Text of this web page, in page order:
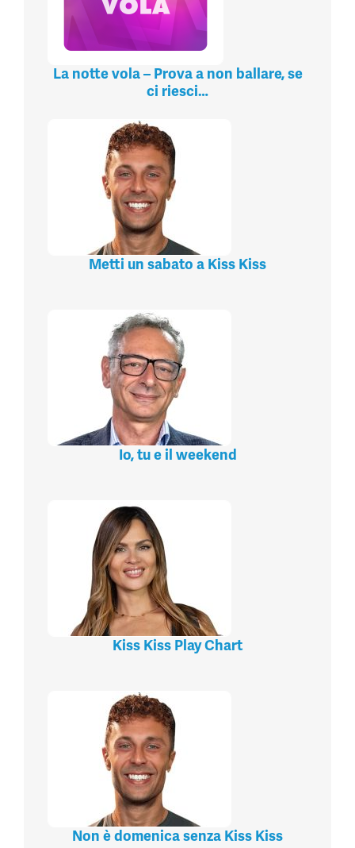
La notte vola – Prova a non ballare, se
ci riesci…
Metti un sabato a Kiss Kiss
Io, tu e il weekend
Kiss Kiss Play Chart
Non è domenica senza Kiss Kiss